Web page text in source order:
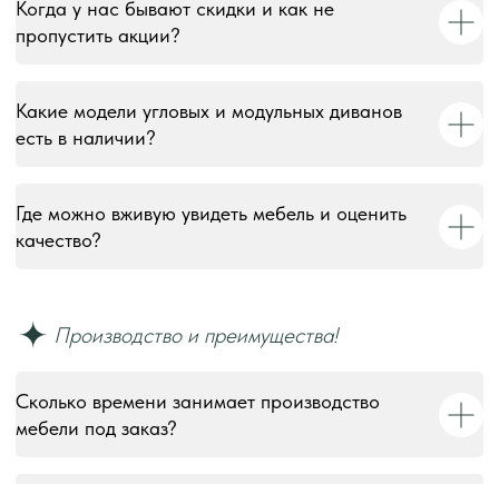
Когда у нас бывают скидки и как не
пропустить акции?
Какие модели угловых и модульных диванов
есть в наличии?
Где можно вживую увидеть мебель и оценить
качество?
Сколько времени занимает производство
мебели под заказ?